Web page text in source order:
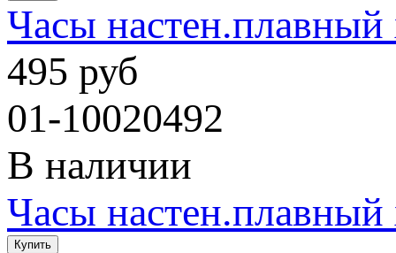
Часы
495 руб
01-10020492
В наличии
Часы